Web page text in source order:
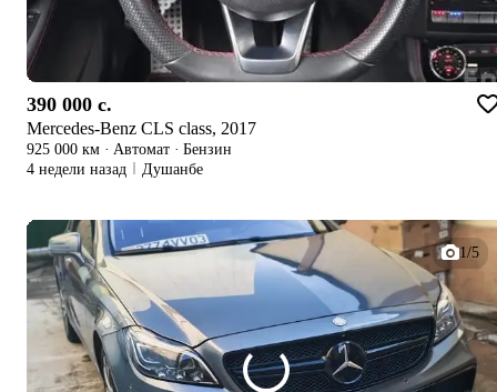
390 000 c.
Mercedes-Benz CLS class, 2017
925 000 км · Автомат · Бензин
4 недели назад
Душанбе
1/5